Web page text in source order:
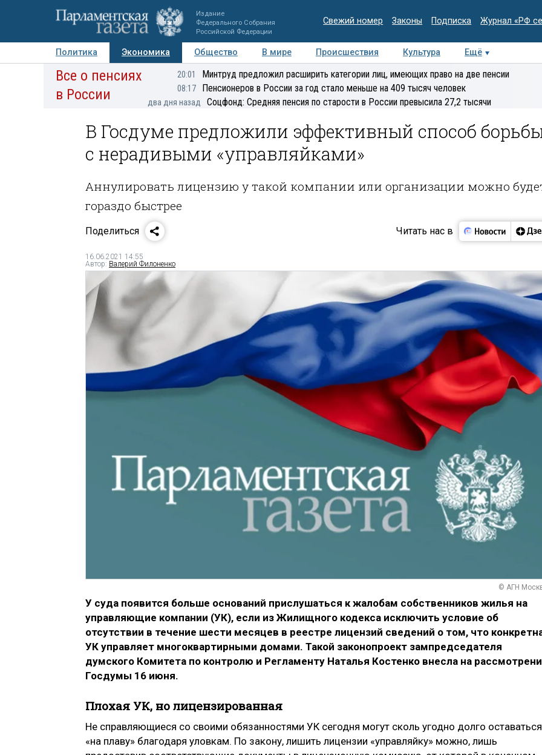
Издание
Федерального Собрания
Российской Федерации
Свежий номер Законы Подписка Журнал «РФ
Политика Экономика Общество В мире Происшествия Культура
Ещё
Авторы Персоны Мнения Регионы Медиацентр Интервью Колумнисты
Все о пенсиях
в России
20:01 Минтруд предложил расширить категории лиц, имеющих право на две пенсии
08:17 Пенсионеров в России за год стало меньше на 409 тысяч человек
два дня назад Соцфонд: Средняя пенсия по старости в России превысила 27,2 тысячи
В Госдуме предложили эффективный способ
с нерадивыми «управляйками»
Аннулировать лицензию у такой компании или организации можно
гораздо быстрее
Поделиться Читать нас в
16.06.2021 14:55
Автор: Валерий Филоненко
© АГН
У суда появится больше оснований прислушаться к жалобам собственников жилья на
управляющие компании (УК), если из Жилищного кодекса исключить условие об
отсутствии в течение шести месяцев в реестре лицензий сведений о том, что
УК управляет многоквартирными домами. Такой законопроект зампредседателя
думского Комитета по контролю и Регламенту Наталья Костенко внесла на
Госдумы 16 июня.
Плохая УК, но лицензированная
Не справляющиеся со своими обязанностями УК сегодня могут сколь угодно долго оставаться
«на плаву» благодаря уловкам. По закону, лишить лицензии «управляйку» можно, лишь